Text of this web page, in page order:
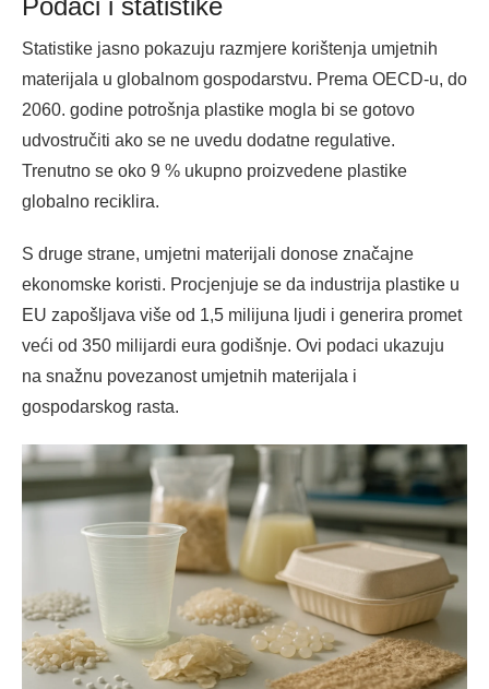
Podaci i statistike
Statistike jasno pokazuju razmjere korištenja umjetnih
materijala u globalnom gospodarstvu. Prema OECD-u, do
2060. godine potrošnja plastike mogla bi se gotovo
udvostručiti ako se ne uvedu dodatne regulative.
Trenutno se oko 9 % ukupno proizvedene plastike
globalno reciklira.
S druge strane, umjetni materijali donose značajne
ekonomske koristi. Procjenjuje se da industrija plastike u
EU zapošljava više od 1,5 milijuna ljudi i generira promet
veći od 350 milijardi eura godišnje. Ovi podaci ukazuju
na snažnu povezanost umjetnih materijala i
gospodarskog rasta.